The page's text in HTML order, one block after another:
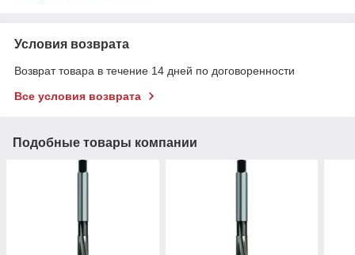
Условия возврата
Возврат товара в течение 14 дней по договоренности
Все условия возврата
Подобные товары компании